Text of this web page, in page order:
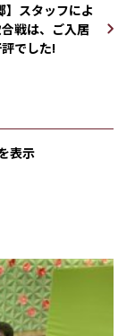
】スタッフによ
戦は、ご入居
でした!
表示